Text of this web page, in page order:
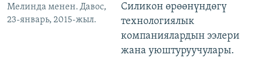
Мелинда менен. Давос,
23-январь, 2015-жыл.
Силикон өрөөнүндөгү
технологиялык
компаниялардын ээлери
жана уюштуруучулары.